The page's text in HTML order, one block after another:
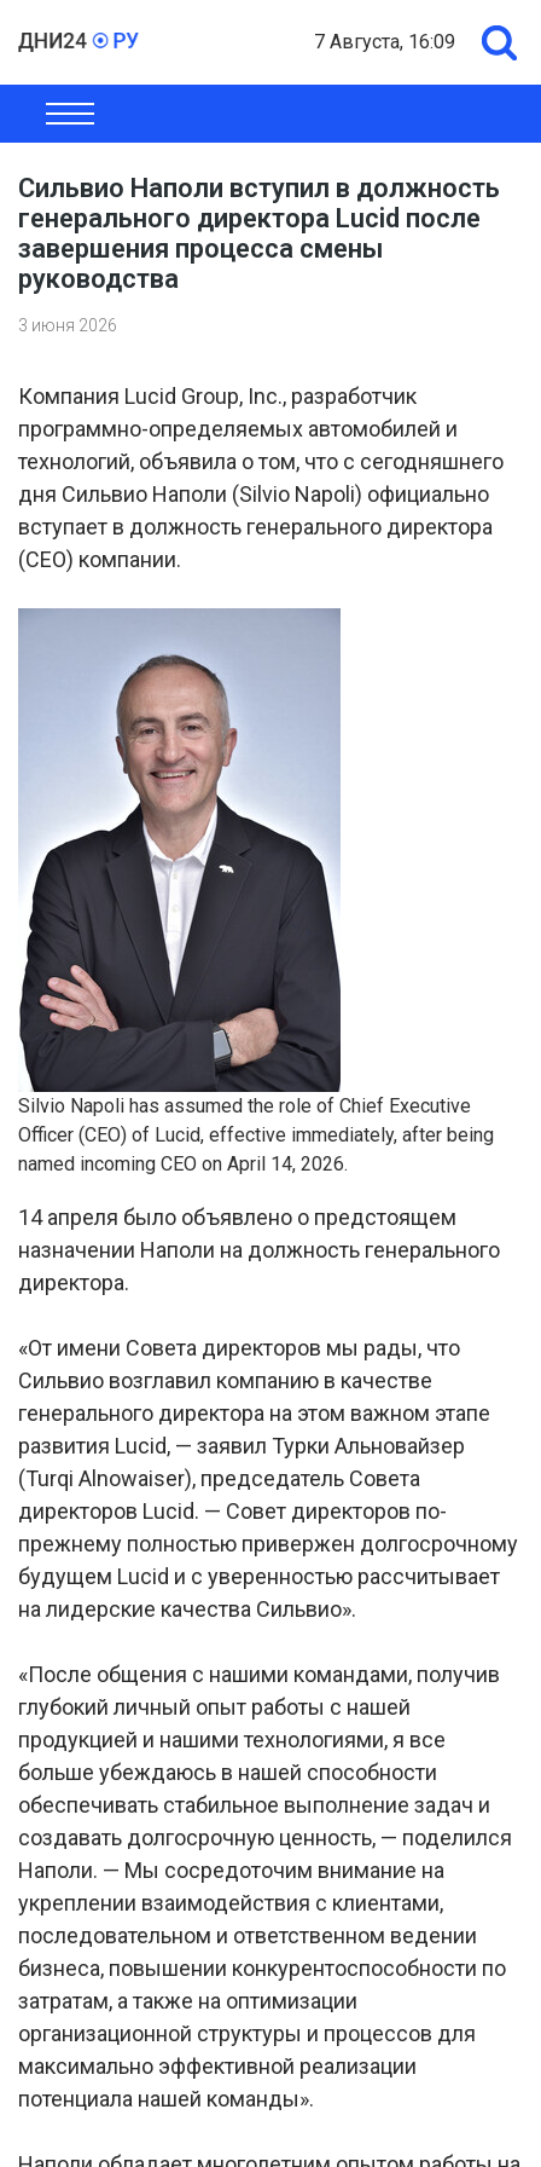
7 Августа, 16:09
ОБЩЕСТВО
Сильвио Наполи вступил в должность
генерального директора Lucid после
завершения процесса смены
руководства
3 июня 2026
Компания Lucid Group, Inc., разработчик
программно-определяемых автомобилей и
технологий, объявила о том, что с сегодняшнего
дня Сильвио Наполи (Silvio Napoli) официально
вступает в должность генерального директора
(CEO) компании.
Silvio Napoli has assumed the role of Chief Executive
Officer (CEO) of Lucid, effective immediately, after being
named incoming CEO on April 14, 2026.
14 апреля было объявлено о предстоящем
назначении Наполи на должность генерального
директора.
«От имени Совета директоров мы рады, что
Сильвио возглавил компанию в качестве
генерального директора на этом важном этапе
развития Lucid, — заявил Турки Альновайзер
(Turqi Alnowaiser), председатель Совета
директоров Lucid. — Совет директоров по-
прежнему полностью привержен долгосрочному
будущем Lucid и с уверенностью рассчитывает
на лидерские качества Сильвио».
«После общения с нашими командами, получив
глубокий личный опыт работы с нашей
продукцией и нашими технологиями, я все
больше убеждаюсь в нашей способности
обеспечивать стабильное выполнение задач и
создавать долгосрочную ценность, — поделился
Наполи. — Мы сосредоточим внимание на
укреплении взаимодействия с клиентами,
последовательном и ответственном ведении
бизнеса, повышении конкурентоспособности по
затратам, а также на оптимизации
организационной структуры и процессов для
максимально эффективной реализации
потенциала нашей команды».